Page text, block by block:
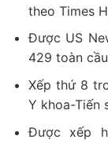
theo Times
Được US
429 toàn
Xếp thứ 8
Y khoa-Tiến
Được xếp